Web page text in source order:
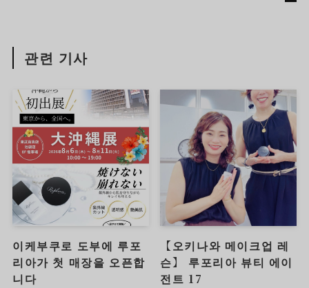
관련 기사
이케부쿠로 도부에 루포
리아가 첫 매장을 오픈합
니다
【오키나와 메이크업 레
슨】 루포리아 뷰티 에이
전트 17